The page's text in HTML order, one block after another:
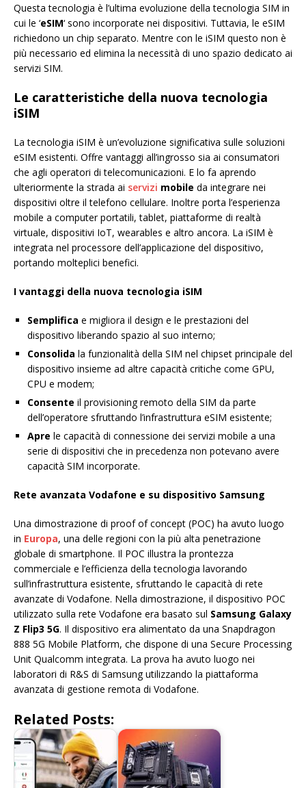
Questa tecnologia è l’ultima evoluzione della tecnologia SIM in
cui le ‘eSIM‘ sono incorporate nei dispositivi. Tuttavia, le eSIM
richiedono un chip separato. Mentre con le iSIM questo non è
più necessario ed elimina la necessità di uno spazio dedicato ai
servizi SIM.
Le caratteristiche della nuova tecnologia
iSIM
La tecnologia iSIM è un’evoluzione significativa sulle soluzioni
eSIM esistenti. Offre vantaggi all’ingrosso sia ai consumatori
che agli operatori di telecomunicazioni. E lo fa aprendo
ulteriormente la strada ai servizi mobile da integrare nei
dispositivi oltre il telefono cellulare. Inoltre porta l’esperienza
mobile a computer portatili, tablet, piattaforme di realtà
virtuale, dispositivi IoT, wearables e altro ancora. La iSIM è
integrata nel processore dell’applicazione del dispositivo,
portando molteplici benefici.
I vantaggi della nuova tecnologia iSIM
Semplifica e migliora il design e le prestazioni del
dispositivo liberando spazio al suo interno;
Consolida la funzionalità della SIM nel chipset principale del
dispositivo insieme ad altre capacità critiche come GPU,
CPU e modem;
Consente il provisioning remoto della SIM da parte
dell’operatore sfruttando l’infrastruttura eSIM esistente;
Apre le capacità di connessione dei servizi mobile a una
serie di dispositivi che in precedenza non potevano avere
capacità SIM incorporate.
Rete avanzata Vodafone e su dispositivo Samsung
Una dimostrazione di proof of concept (POC) ha avuto luogo
in Europa, una delle regioni con la più alta penetrazione
globale di smartphone. Il POC illustra la prontezza
commerciale e l’efficienza della tecnologia lavorando
sull’infrastruttura esistente, sfruttando le capacità di rete
avanzate di Vodafone. Nella dimostrazione, il dispositivo POC
utilizzato sulla rete Vodafone era basato sul Samsung Galaxy
Z Flip3 5G. Il dispositivo era alimentato da una Snapdragon
888 5G Mobile Platform, che dispone di una Secure Processing
Unit Qualcomm integrata. La prova ha avuto luogo nei
laboratori di R&S di Samsung utilizzando la piattaforma
avanzata di gestione remota di Vodafone.
Related Posts: